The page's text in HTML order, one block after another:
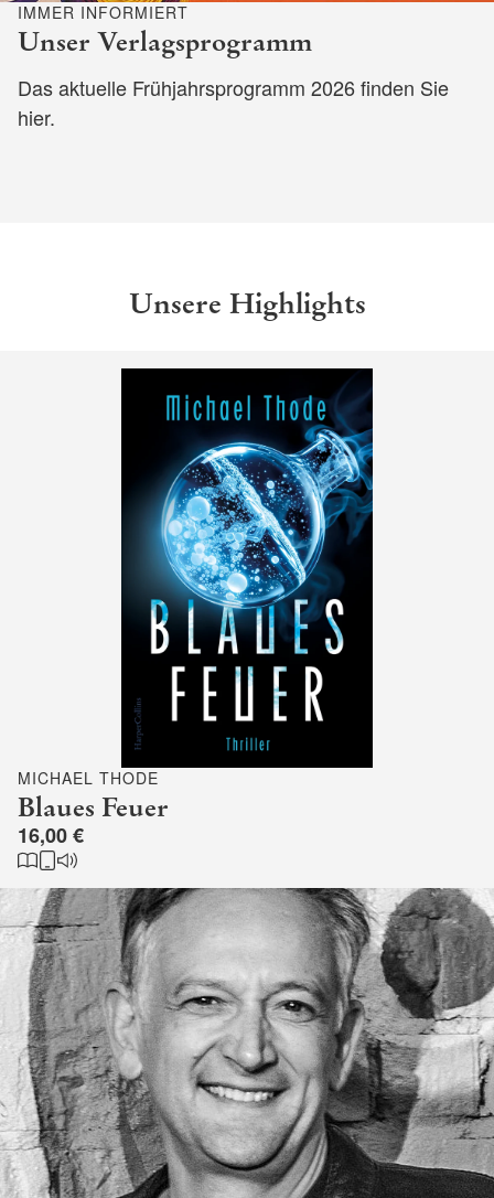
IMMER INFORMIERT
Unser Verlagsprogramm
Das aktuelle Frühjahrsprogramm 2026 finden Sie
hier.
Unsere Highlights
MICHAEL THODE
Blaues Feuer
16,00 €